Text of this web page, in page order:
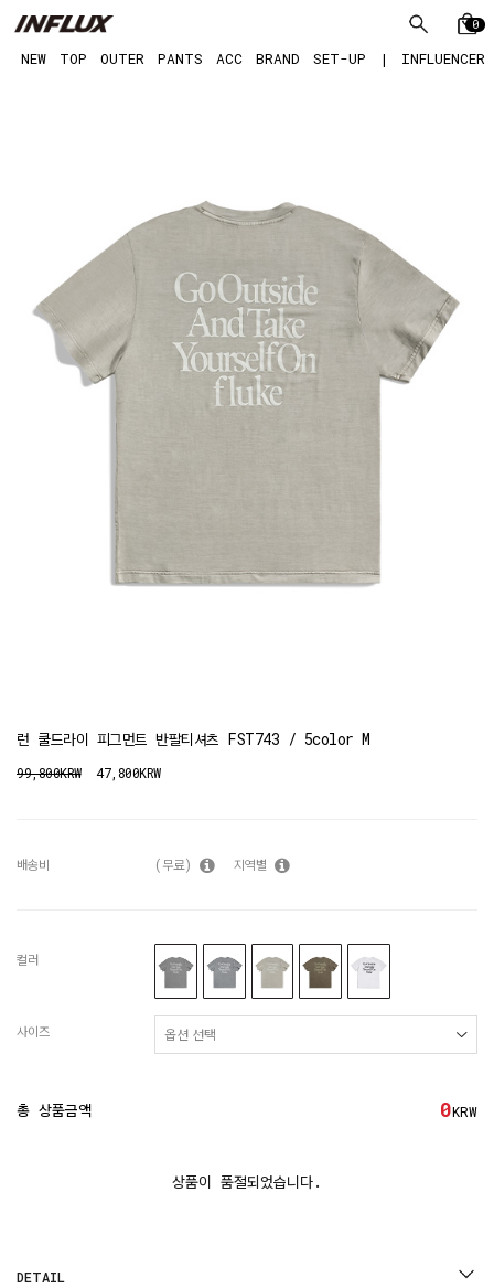
0
NEW TOP OUTER PANTS ACC BRAND SET-UP | INFLUENCER
런 쿨드라이 피그먼트 반팔티셔츠 FST743 / 5color M
99,800KRW 47,800KRW
배송비 (무료) 지역별
컬러
사이즈
총 상품금액 0KRW
상품이 품절되었습니다.
DETAIL